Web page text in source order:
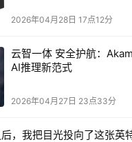
2026年04月28日 17点12分
云智一体 安全护航：
AI推理新范式
2026年04月27日 23点33分
，我把目光投向了这张英